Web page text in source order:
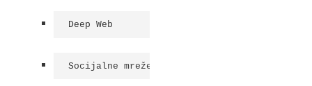
Deep Web
Socijalne mreže